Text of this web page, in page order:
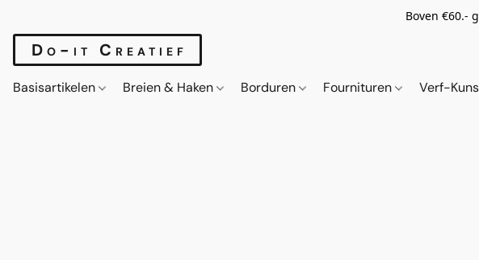
Boven €60.-
Do-it Creatief
Basisartikelen Breien & Haken Borduren Fournituren Verf-